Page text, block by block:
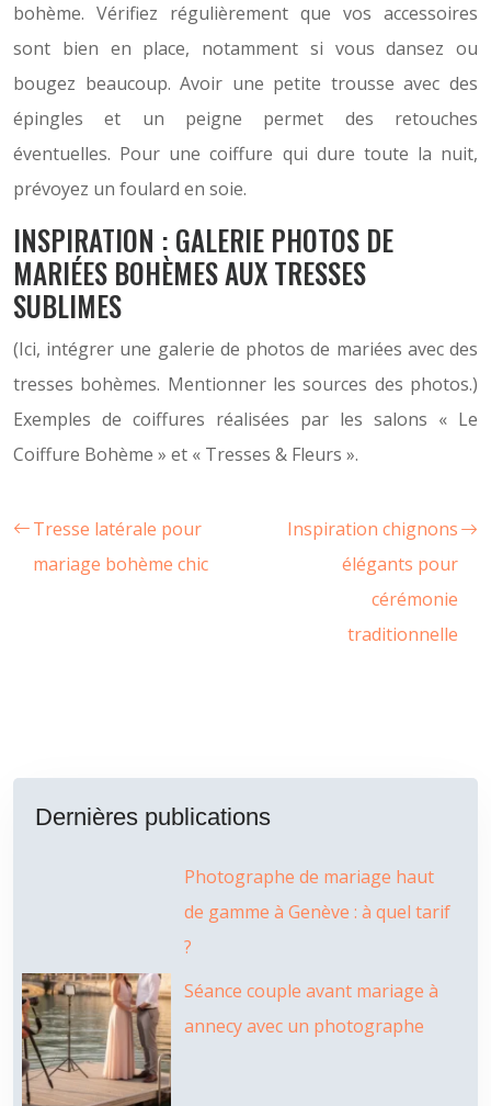
bohème. Vérifiez régulièrement que vos accessoires
sont bien en place, notamment si vous dansez ou
bougez beaucoup. Avoir une petite trousse avec des
épingles et un peigne permet des retouches
éventuelles. Pour une coiffure qui dure toute la nuit,
prévoyez un foulard en soie.
INSPIRATION : GALERIE PHOTOS DE
MARIÉES BOHÈMES AUX TRESSES
SUBLIMES
(Ici, intégrer une galerie de photos de mariées avec des
tresses bohèmes. Mentionner les sources des photos.)
Exemples de coiffures réalisées par les salons « Le
Coiffure Bohème » et « Tresses & Fleurs ».
Tresse latérale pour
mariage bohème chic
Inspiration chignons
élégants pour
cérémonie
traditionnelle
Dernières publications
Photographe de mariage haut
de gamme à Genève : à quel tarif
?
Séance couple avant mariage à
annecy avec un photographe